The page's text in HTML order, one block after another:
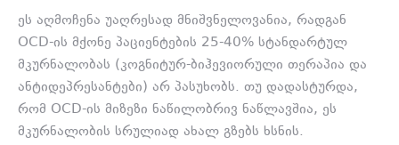
ეს აღმოჩენა უაღრესად მნიშვნელოვანია, რადგან
OCD-ის მქონე პაციენტების 25-40% სტანდარტულ
მკურნალობას (კოგნიტურ-ბიჰევიორული თერაპია და
ანტიდეპრესანტები) არ პასუხობს. თუ დადასტურდა,
რომ OCD-ის მიზეზი ნაწილობრივ ნაწლავშია, ეს
მკურნალობის სრულიად ახალ გზებს ხსნის.